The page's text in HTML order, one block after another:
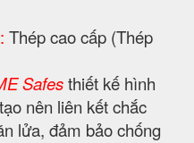
Thép cao cấp (Thép
Safesthiết kế hình
nên liên kết chắc
lửa, đảm bảo chống